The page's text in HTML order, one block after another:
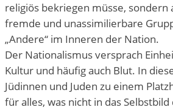
religiös bekriegen müsse, sondern
fremde und unassimilierbare
„Andere“ im Inneren der Nation.
Der Nationalismus versprach
Kultur und häufig auch Blut. In
Jüdinnen und Juden zu einem
für alles, was nicht in das